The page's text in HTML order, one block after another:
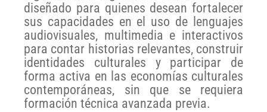
diseñado para quienes desean fortalecer
sus capacidades en el uso de lenguajes
audiovisuales, multimedia e interactivos
para contar historias relevantes, construir
identidades culturales y participar de
forma activa en las economías culturales
contemporáneas, sin que se requiera
formación técnica avanzada previa.